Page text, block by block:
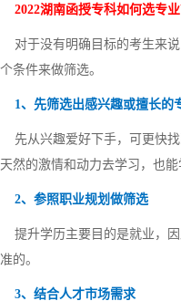
2022湖南函授专科如何选专业
对于没有明确目标的考生来说
个条件来做筛选。
1、先筛选出感兴趣或擅长的
先从兴趣爱好下手，可更快找
天然的激情和动力去学习，也能
2、参照职业规划做筛选
提升学历主要目的是就业，因
准的。
3、结合人才市场需求